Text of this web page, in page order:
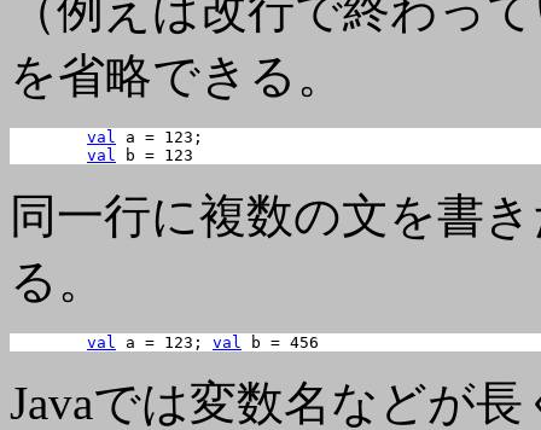
を省略できる。
val
a = 123;
val
b = 123
同一行に複数の文を書
る。
val a = 123; val b = 456
Javaでは変数名などが